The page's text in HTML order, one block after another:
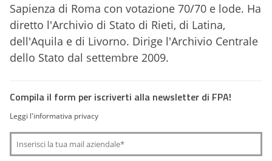
Sapienza di Roma con votazione 70/70 e lode. Ha
diretto l'Archivio di Stato di Rieti, di Latina,
dell'Aquila e di Livorno. Dirige l'Archivio Centrale
dello Stato dal settembre 2009.
Compila il form per iscriverti alla newsletter di FPA!
Leggi l'informativa privacy